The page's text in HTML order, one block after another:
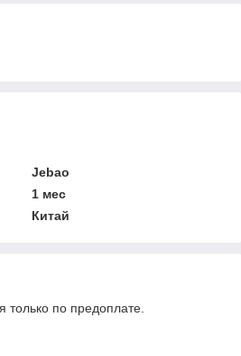
Jebao
1 мес
Китай
только по предоплате.